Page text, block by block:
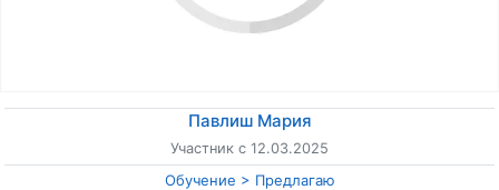
Павлиш Мария
Участник с 12.03.2025
Обучение
Предлагаю